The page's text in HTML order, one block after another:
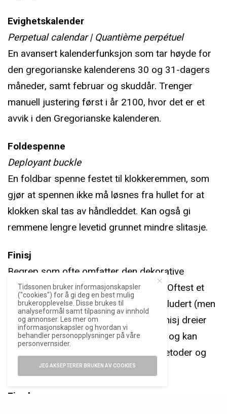
Evighetskalender
Perpetual calendar | Quantième perpétuel
En avansert kalenderfunksjon som tar høyde for
den gregorianske kalenderens 30 og 31-dagers
måneder, samt februar og skuddår. Trenger
manuell justering først i år 2100, hvor det er et
avvik i den Gregorianske kalenderen.
Foldespenne
Deployant buckle
En foldbar spenne festet til klokkeremmen, som
gjør at spennen ikke må løsnes fra hullet for at
klokken skal tas av håndleddet. Kan også gi
remmene lengre levetid grunnet mindre slitasje.
Finisj
Begrep som ofte omfatter den dekorative
bearbeidingen av urets komponenter. Oftest et
tema for de synlige delene av uret, inkludert (men
ikke begrenset til) kasse og urverk. Finisj dreier
seg først og fremst om det estetiske, og kan
innebære momenter som poleringsmetoder og
dekorering.
Fjærhus
Tidssonen bruker informasjonskapsler
("cookies") for å gi deg en best mulig
brukeropplevelse. Disse brukes til
analyseformål samt tilpasning av innhold
og annonser. Les mer om
informasjonskapsler og hvordan vi
behandler personopplysninger på våre
personvernsider.
JEG AKSEPTERER BRUKEN AV COOKIES